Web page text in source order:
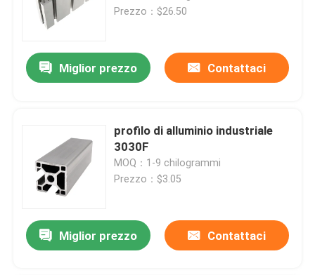
Prezzo：$26.50
Miglior prezzo Contattaci
profilo di alluminio industriale
3030F
MOQ：1-9 chilogrammi
Prezzo：$3.05
Miglior prezzo Contattaci